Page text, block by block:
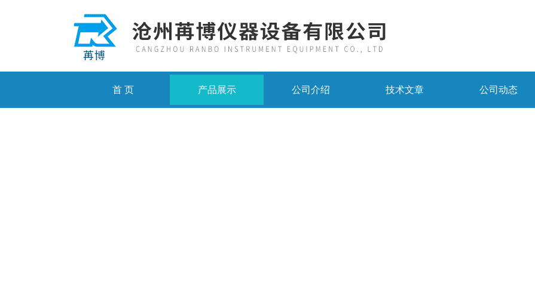
首 页 产品展示 公司介绍 技术文章 公司动态